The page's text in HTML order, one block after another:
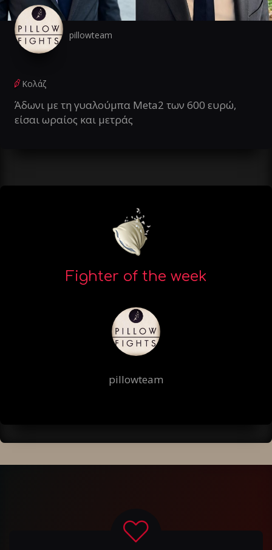
pillowteam
Κολάζ
Άδωνι με τη γυαλούμπα Meta2 των 600 ευρώ,
είσαι ωραίος και μετράς
Fighter of the week
pillowteam